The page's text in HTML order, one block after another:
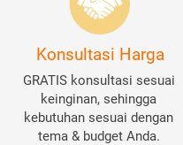
Konsultasi Harga
GRATIS konsultasi sesuai
keinginan, sehingga
kebutuhan sesuai dengan
tema & budget Anda.